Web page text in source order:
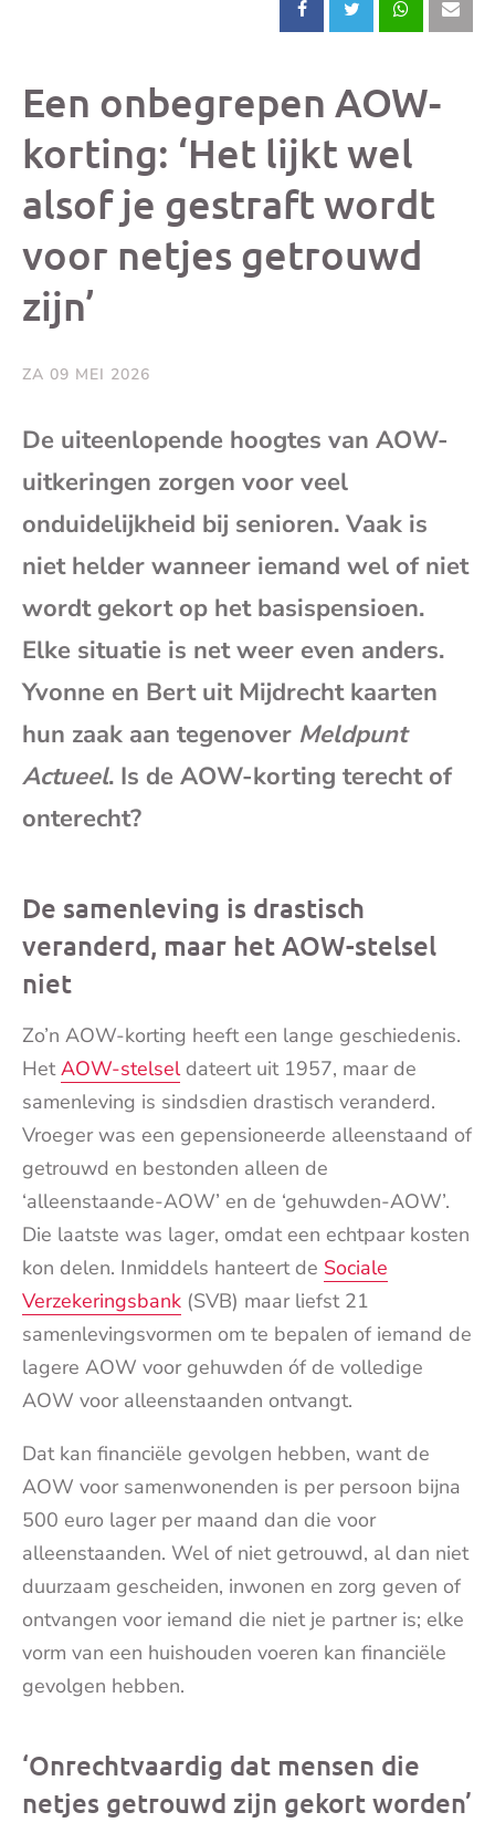
Deel
bericht
op
Facebook
Deel
bericht
op
X
Deel
bericht
op
Een onbegrepen AOW-
korting: ‘Het lijkt wel
alsof je gestraft wordt
voor netjes getrouwd
zijn’
ZA 09 MEI 2026
De uiteenlopende hoogtes van AOW-
uitkeringen zorgen voor veel
onduidelijkheid bij senioren. Vaak is
niet helder wanneer iemand wel of niet
wordt gekort op het basispensioen.
Elke situatie is net weer even anders.
Yvonne en Bert uit Mijdrecht kaarten
hun zaak aan tegenover Meldpunt
Actueel. Is de AOW-korting terecht of
onterecht?
De samenleving is drastisch
veranderd, maar het AOW-stelsel
niet
Zo’n AOW-korting heeft een lange geschiedenis.
HetAOW-stelseldateert uit 1957, maar de
samenleving is sindsdien drastisch veranderd.
Vroeger was een gepensioneerde alleenstaand of
getrouwd en bestonden alleen de
‘alleenstaande-AOW’ en de ‘gehuwden-AOW’.
Die laatste was lager, omdat een echtpaar kosten
kon delen. Inmiddels hanteert de Sociale
Verzekeringsbank (SVB) maar liefst 21
samenlevingsvormen om te bepalen of iemand de
lagere AOW voor gehuwden óf de volledige
AOW voor alleenstaanden ontvangt.
Dat kan financiële gevolgen hebben, want de
AOW voor samenwonenden is per persoon bijna
500 euro lager per maand dan die voor
alleenstaanden. Wel of niet getrouwd, al dan niet
duurzaam gescheiden, inwonen en zorg geven of
ontvangen voor iemand die niet je partner is; elke
vorm van een huishouden voeren kan financiële
gevolgen hebben.
‘Onrechtvaardig dat mensen die
netjes getrouwd zijn gekort worden’